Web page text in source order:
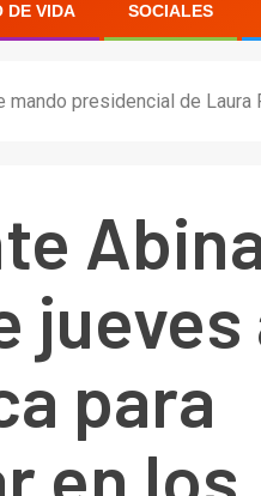
DE VIDA SOCIALES
presidencial de Laura
jueves
para
en los